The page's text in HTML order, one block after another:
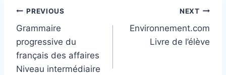
Post
navigation
PREVIOUS
Grammaire
progressive du
français des affaires
Niveau intermédiaire
NEXT
Environnement.com
Livre de l’élève